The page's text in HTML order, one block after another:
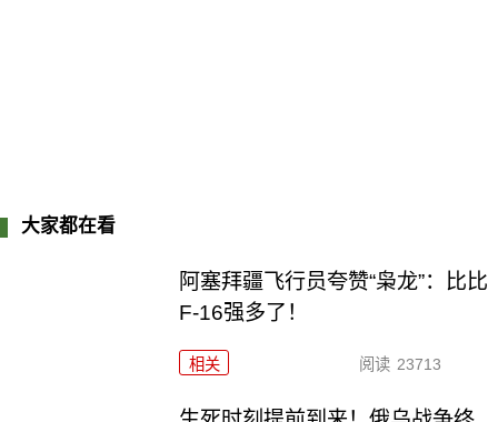
大家都在看
阿塞拜疆飞行员夸赞“枭龙”：比比
F-16强多了！
相关 阅读 23713